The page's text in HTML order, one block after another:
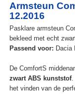
Armsteun
12.2016
Pasklare armsteun
bekleed met echt
Passend voor: Dacia
De ComfortS
zwart ABS kunststof.
het vinden van de